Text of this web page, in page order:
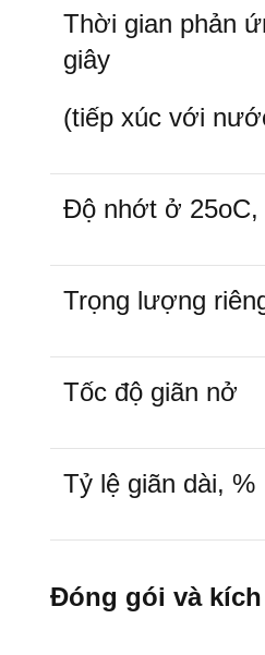
Thời gian phản
giây
(tiếp xúc với
Độ nhớt ở 25oC,
Trọng lượng
Tốc độ giãn nở
Tỷ lệ giãn dài, %
Đóng gói và